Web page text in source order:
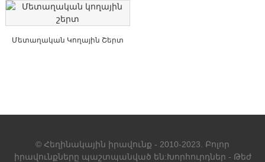
Մետաղական Կողային Շերտ
© Հեղինակային իրավունք - 2010-2023. Բոլոր
իրավունքները պաշտպանված են:Խորհուրդներ - Թեժ